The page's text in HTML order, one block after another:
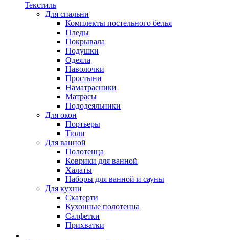
Текстиль
Для спальни
Комплекты постельного белья
Пледы
Покрывала
Подушки
Одеяла
Наволочки
Простыни
Наматрасники
Матрасы
Пододеяльники
Для окон
Портьеры
Тюли
Для ванной
Полотенца
Коврики для ванной
Халаты
Наборы для ванной и сауны
Для кухни
Скатерти
Кухонные полотенца
Салфетки
Прихватки